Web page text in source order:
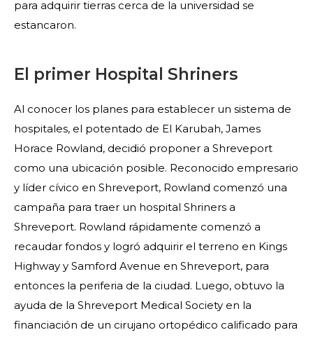
para adquirir tierras cerca de la universidad se
estancaron.
El primer Hospital Shriners
Al conocer los planes para establecer un sistema de
hospitales, el potentado de El Karubah, James
Horace Rowland, decidió proponer a Shreveport
como una ubicación posible. Reconocido empresario
y líder cívico en Shreveport, Rowland comenzó una
campaña para traer un hospital Shriners a
Shreveport. Rowland rápidamente comenzó a
recaudar fondos y logró adquirir el terreno en Kings
Highway y Samford Avenue en Shreveport, para
entonces la periferia de la ciudad. Luego, obtuvo la
ayuda de la Shreveport Medical Society en la
financiación de un cirujano ortopédico calificado para